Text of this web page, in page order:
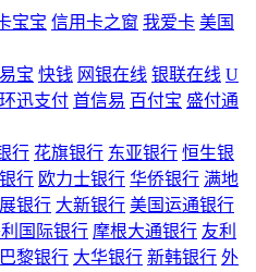
宝宝 信用卡之窗 我爱卡 美国
易宝 快钱 网银在线 银联在线 U
环迅支付 首信易 百付宝 盛付通
行 花旗银行 东亚银行 恒生银
行 欧力士银行 华侨银行 满地
银行 大新银行 美国运通银行
国际银行 摩根大通银行 友利
黎银行 大华银行 新韩银行 外